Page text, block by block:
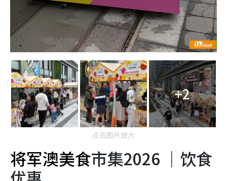
+2
点击图片放大
将军澳美食市集2026 ｜饮食
优惠
PopWalk准备了不少饮食优惠，即按下图了解!